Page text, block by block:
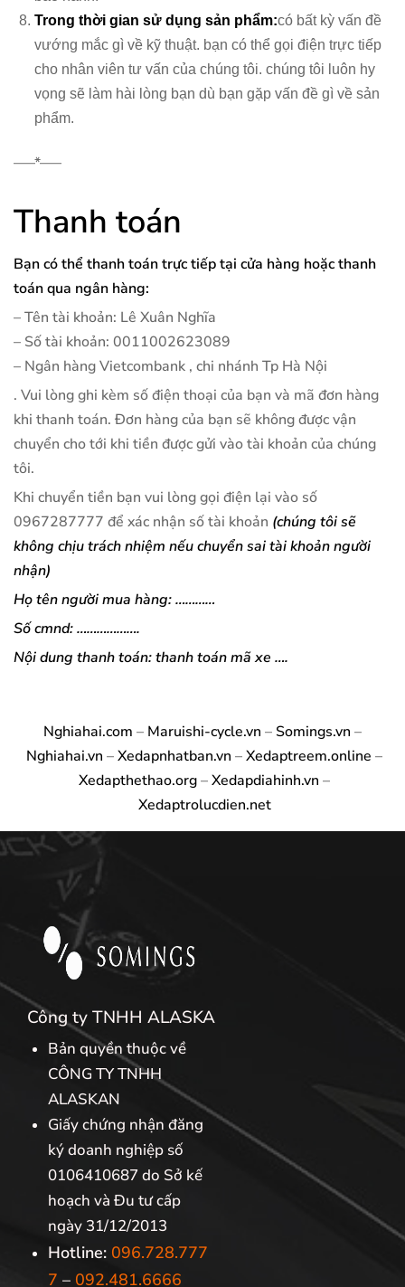
Trong thời gian sử dụng sản phẩm:có bất kỳ vấn đề
vướng mắc gì về kỹ thuật. bạn có thể gọi điện trực tiếp
cho nhân viên tư vấn của chúng tôi. chúng tôi luôn hy
vọng sẽ làm hài lòng bạn dù bạn gặp vấn đề gì về sản
phẩm.
—–*—–
Thanh toán
Bạn có thể thanh toán trực tiếp tại cửa hàng hoặc thanh
toán qua ngân hàng:
– Tên tài khoản: Lê Xuân Nghĩa
– Số tài khoản: 0011002623089
– Ngân hàng Vietcombank , chi nhánh Tp Hà Nội
. Vui lòng ghi kèm số điện thoại của bạn và mã đơn hàng
khi thanh toán. Đơn hàng của bạn sẽ không được vận
chuyển cho tới khi tiền được gửi vào tài khoản của chúng
tôi.
Khi chuyển tiền bạn vui lòng gọi điện lại vào số
0967287777 để xác nhận số tài khoản (chúng tôi sẽ
không chịu trách nhiệm nếu chuyển sai tài khoản người
nhận)
Họ tên người mua hàng: …………
Số cmnd: ……………….
Nội dung thanh toán: thanh toán mã xe ….
Nghiahai.com – Maruishi-cycle.vn – Somings.vn –
Nghiahai.vn –Xedapnhatban.vn –Xedaptreem.online –
Xedapthethao.org–Xedapdiahinh.vn –
Xedaptrolucdien.net
Công ty TNHH ALASKA
Bản quyền thuộc về
CÔNG TY TNHH
ALASKAN
Giấy chứng nhận đăng
ký doanh nghiệp số
0106410687 do Sở kế
hoạch và Đu tư cấp
ngày 31/12/2013
Hotline: 096.728.777
7 – 092.481.6666